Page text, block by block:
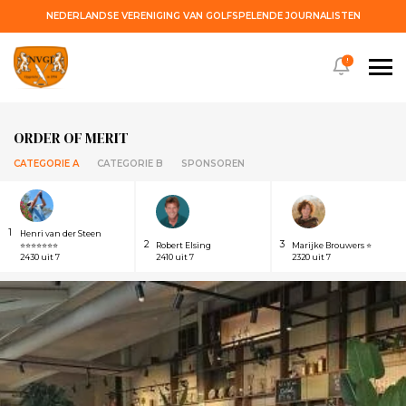
NEDERLANDSE VERENIGING VAN GOLFSPELENDE JOURNALISTEN
ORDER OF MERIT
CATEGORIE A CATEGORIE B SPONSOREN
1
Henri van der Steen
⭐⭐⭐⭐⭐⭐⭐
2430 uit 7
2
Robert Elsing
2410 uit 7
3
Marijke Brouwers ⭐
2320 uit 7
!